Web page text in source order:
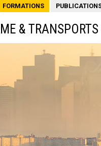
FORMATIONS
& TRANSPORTS